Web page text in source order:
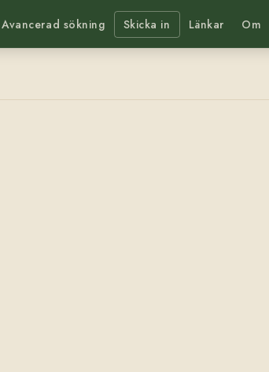
Avancerad sökning Skicka in Länkar Om